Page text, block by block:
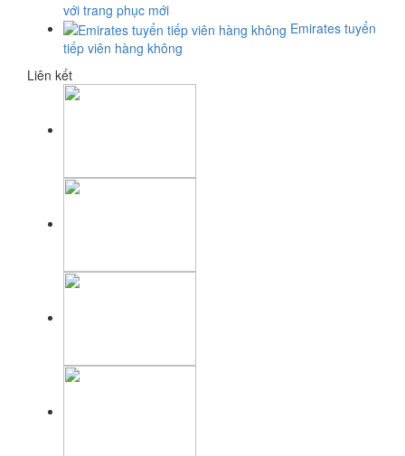
với trang phục mới
Emirates tuyển
tiếp viên hàng không
Liên kết